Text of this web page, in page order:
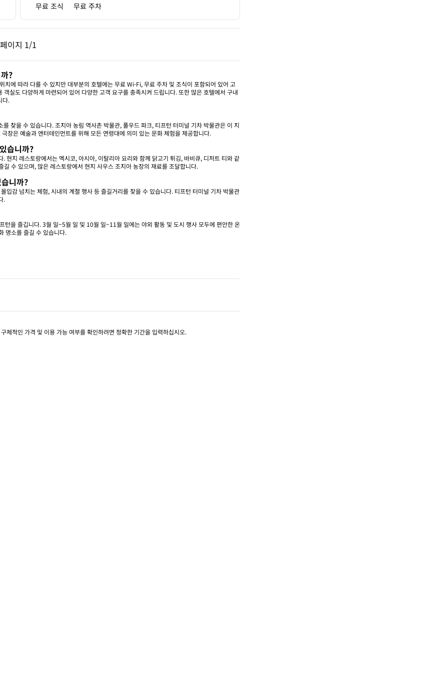
무료 조식 무료 주차
페이지 1/1
이지, 1/1
페이지 1/1
?
에 따라 다를 수 있지만 대부분의 호텔에는 무료 Wi-Fi, 무료 주차 및 조식이 포함되어 있어 고
실도 다양하게 마련되어 있어 다양한 고객 요구를 충족시켜 드립니다. 또한 많은 호텔에서 구내
다.
찾을 수 있습니다. 조지아 농림 역사촌 박물관, 풀우드 파크, 티프턴 터미널 기차 박물관은 이 지
은 예술과 엔터테인먼트를 위해 모든 연령대에 의미 있는 문화 체험을 제공합니다.
습니까?
현지 레스토랑에서는 멕시코, 아시아, 이탈리아 요리와 함께 닭고기 튀김, 바비큐, 디저트 티와 같
수 있으며, 많은 레스토랑에서 현지 사우스 조지아 농장의 재료를 조달합니다.
니까?
입감 넘치는 체험, 시내의 계절 행사 등 즐길거리를 찾을 수 있습니다. 티프턴 터미널 기차 박물관
.
턴을 즐깁니다. 3월 일~5월 일 및 10월 일~11월 일에는 야외 활동 및 도시 행사 모두에 편안한 온
명소를 즐길 수 있습니다.
적인 가격 및 이용 가능 여부를 확인하려면 정확한 기간을 입력하십시오.